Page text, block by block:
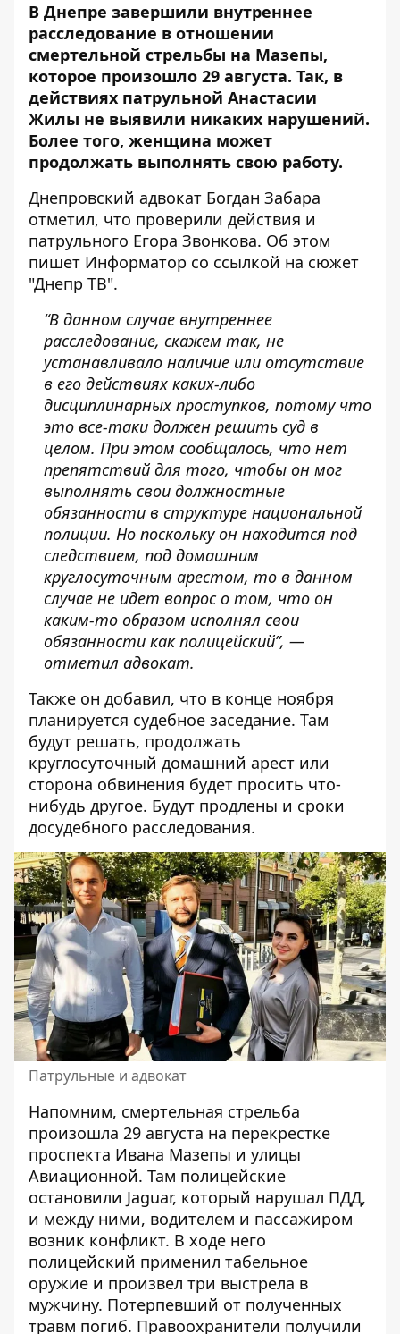
В Днепре завершили внутреннее
расследование в отношении
смертельной стрельбы на Мазепы,
которое произошло 29 августа. Так, в
действиях патрульной Анастасии
Жилы не выявили никаких нарушений.
Более того, женщина может
продолжать выполнять свою работу.
Днепровский адвокат Богдан Забара
отметил, что проверили действия и
патрульного Егора Звонкова. Об этом
пишет Информатор со ссылкой на сюжет
"Днепр ТВ".
“В данном случае внутреннее
расследование, скажем так, не
устанавливало наличие или отсутствие
в его действиях каких-либо
дисциплинарных проступков, потому что
это все-таки должен решить суд в
целом. При этом сообщалось, что нет
препятствий для того, чтобы он мог
выполнять свои должностные
обязанности в структуре национальной
полиции. Но поскольку он находится под
следствием, под домашним
круглосуточным арестом, то в данном
случае не идет вопрос о том, что он
каким-то образом исполнял свои
обязанности как полицейский”, —
отметил адвокат.
Также он добавил, что в конце ноября
планируется судебное заседание. Там
будут решать, продолжать
круглосуточный домашний арест или
сторона обвинения будет просить что-
нибудь другое. Будут продлены и сроки
досудебного расследования.
Патрульные и адвокат
Напомним, смертельная стрельба
произошла 29 августа на перекрестке
проспекта Ивана Мазепы и улицы
Авиационной. Там полицейские
остановили Jaguar, который нарушал ПДД,
и между ними, водителем и пассажиром
возник конфликт. В ходе него
полицейский применил табельное
оружие и произвел три выстрела в
мужчину. Потерпевший от полученных
травм погиб. Правоохранители получили